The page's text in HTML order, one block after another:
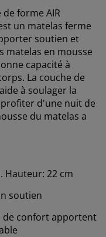
forme AIR
un matelas ferme
soutien et
matelas en mousse
capacité à
La couche de
à soulager la
d'une nuit de
du matelas a
Hauteur: 22 cm
soutien
de confort apportent